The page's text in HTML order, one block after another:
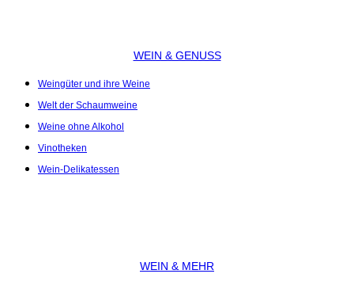
WEIN & GENUSS
Weingüter und ihre Weine
Welt der Schaumweine
Weine ohne Alkohol
Vinotheken
Wein-Delikatessen
WEIN & MEHR